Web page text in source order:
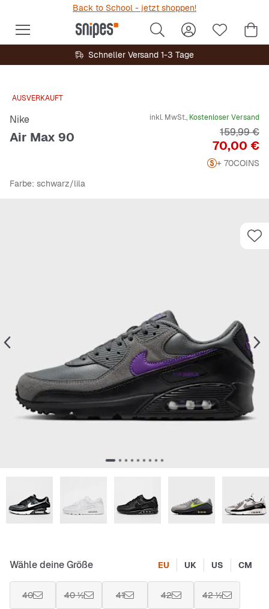
Back to School - jetzt shoppen!
Schneller Versand 1-3 Tage
AUSVERKAUFT
Nike
Air Max 90
inkl. MwSt., Kostenloser Versand
Preis
70,00 €
159,99 €
+ 70COINS
Farbe: schwarz/lila
Wähle deine Größe EU UK US CM
40 40 ½ 41 42 42 ½